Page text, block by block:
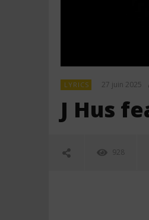
LYRICS 27 juin 2025
J Hus
928